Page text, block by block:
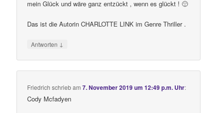
mein Glück und wäre ganz entzückt , wenn es glückt ! 🙂
Das ist die Autorin CHARLOTTE LINK im Genre Thriller .
Antworten ↓
Friedrich schriebam7. November 2019 um 12:49 p.m. Uhr:
Cody Mcfadyen